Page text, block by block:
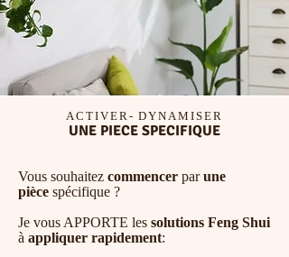
ACTIVER- DYNAMISER
UNE PIECE SPECIFIQUE
Vous souhaitez commencer parune
pièce spécifique ?
Je vous APPORTE les solutions Feng Shui
à appliquer rapidement: